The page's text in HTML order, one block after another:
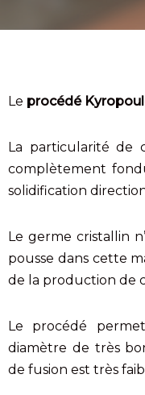
Le procédé
La particularité de
complètement
solidification
Le germe cristallin
pousse dans cette
de la production de
Le procédé
diamètre de très
de fusion est très